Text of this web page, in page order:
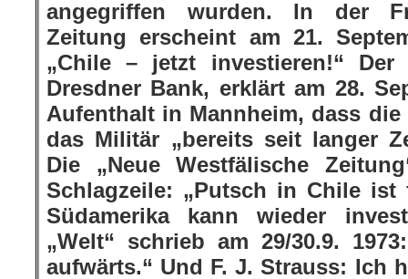
angegriffen wurden. In der
Zeitung erscheint am 21.
„Chile – jetzt investieren!“ Der
Dresdner Bank, erklärt am 28.
Aufenthalt in Mannheim, dass
das Militär „bereits seit langer
Die „Neue Westfälische
Schlagzeile: „Putsch in Chile
Südamerika kann wieder
„Welt“ schrieb am 29/30.9.
aufwärts.“ Und F. J. Strauss: Ich